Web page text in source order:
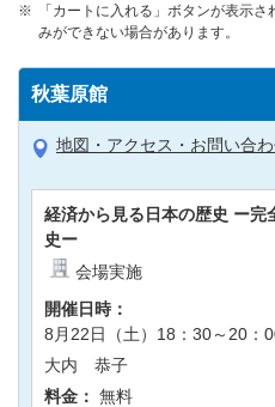
「カートに入れる」ボタンが表示
みができない場合があります。
秋葉原館
地図・アクセス・お問い合
経済から見る日本の歴史 ー完
史ー
会場実施
開催日時：
8月22日（土）18：30～20：
大内 恭子
料金： 無料